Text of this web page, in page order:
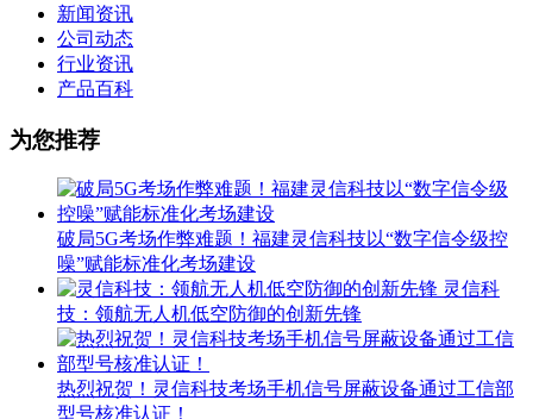
新闻资讯
公司动态
行业资讯
产品百科
为您推荐
破局5G考场作弊难题！福建灵信科技以“数字信令级控
噪”赋能标准化考场建设
灵信科
技：领航无人机低空防御的创新先锋
热烈祝贺！灵信科技考场手机信号屏蔽设备通过工信部
型号核准认证！